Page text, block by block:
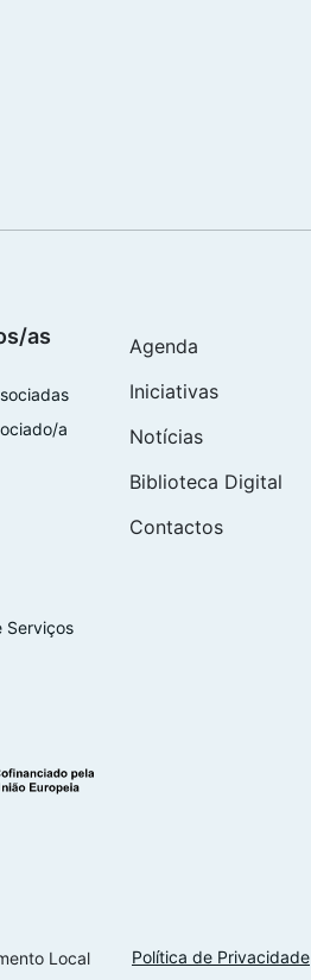
as
a
Serviços
Agenda
Iniciativas
Notícias
Biblioteca Digital
Contactos
Local
Política de Privacidade